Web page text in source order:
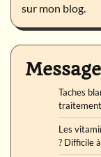
sur mon blog.
Taches
traitement
Les
? Difficile